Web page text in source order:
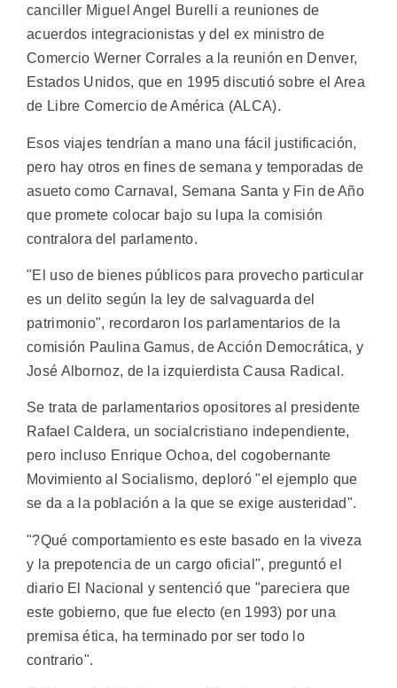
canciller Miguel Angel Burelli a reuniones de
acuerdos integracionistas y del ex ministro de
Comercio Werner Corrales a la reunión en Denver,
Estados Unidos, que en 1995 discutió sobre el Area
de Libre Comercio de América (ALCA).
Esos viajes tendrían a mano una fácil justificación,
pero hay otros en fines de semana y temporadas de
asueto como Carnaval, Semana Santa y Fin de Año
que promete colocar bajo su lupa la comisión
contralora del parlamento.
"El uso de bienes públicos para provecho particular
es un delito según la ley de salvaguarda del
patrimonio", recordaron los parlamentarios de la
comisión Paulina Gamus, de Acción Democrática, y
José Albornoz, de la izquierdista Causa Radical.
Se trata de parlamentarios opositores al presidente
Rafael Caldera, un socialcristiano independiente,
pero incluso Enrique Ochoa, del cogobernante
Movimiento al Socialismo, deploró "el ejemplo que
se da a la población a la que se exige austeridad".
"?Qué comportamiento es este basado en la viveza
y la prepotencia de un cargo oficial", preguntó el
diario El Nacional y sentenció que "pareciera que
este gobierno, que fue electo (en 1993) por una
premisa ética, ha terminado por ser todo lo
contrario".